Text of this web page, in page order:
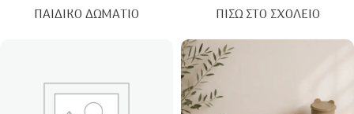
ΠΑΙΔΙΚΌ ΔΩΜΆΤΙΟ ΠΊΣΩ ΣΤΟ ΣΧΟΛΕΊΟ